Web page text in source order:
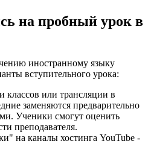
на пробный урок в
иностранному языку
вступительного урока:
классов или трансляции в
заменяются предварительно
Ученики смогут оценить
преподавателя.
на каналы хостинга YouTube -